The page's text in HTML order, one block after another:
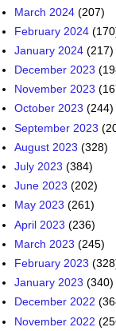
March 2024 (207)
February 2024
January 2024 (217)
December 2023
November 2023
October 2023 (244)
September 2023
August 2023 (328)
July 2023 (384)
June 2023 (202)
May 2023 (261)
April 2023 (236)
March 2023 (245)
February 2023
January 2023 (340)
December 2022
November 2022